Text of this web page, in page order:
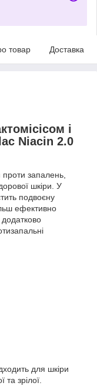
товар Доставка
і
Niacin 2.0
запалень,
шкіри. У
подвоєну
ефективно
для шкіри
та зрілої.